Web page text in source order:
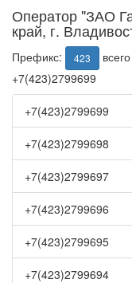
Оператор "ЗАО
край, г.
Префикс: 423
+7(423)2799699
+7(423)2799699
+7(423)2799698
+7(423)2799697
+7(423)2799696
+7(423)2799695
+7(423)2799694